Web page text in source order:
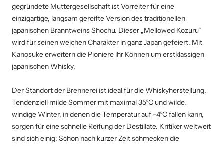
gegründete Muttergesellschaft ist Vorreiter für eine
einzigartige, langsam gereifte Version des traditionellen
japanischen Branntweins Shochu. Dieser „Mellowed Kozuru“
wird für seinen weichen Charakter in ganz Japan gefeiert. Mit
Kanosuke erweitern die Pioniere ihr Können um erstklassigen
japanischen Whisky.
Der Standort der Brennerei ist ideal für die Whiskyherstellung.
Tendenziell milde Sommer mit maximal 35°C und wilde,
windige Winter, in denen die Temperatur auf -4°C fallen kann,
sorgen für eine schnelle Reifung der Destillate. Kritiker weltweit
sind sich einig: Schon nach kurzer Zeit schmecken die